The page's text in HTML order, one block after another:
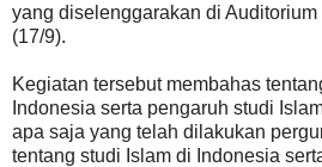
yang diselenggarakan di
(17/9).
Kegiatan tersebut membahas
Indonesia serta pengaruh studi
apa saja yang telah dilakukan
tentang studi Islam di Indonesia